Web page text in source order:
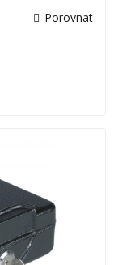
Porovnat